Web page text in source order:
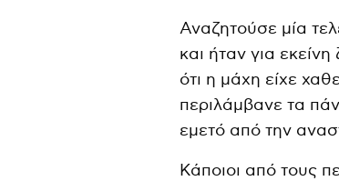
Αναζητούσε μία
και ήταν για
ότι η μάχη είχε
περιλάμβανε τα
εμετό από την
Κάποιοι από τους